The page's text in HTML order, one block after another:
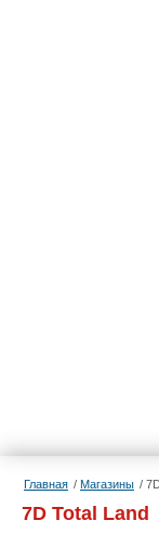
Главная Магазины
7D Total Land